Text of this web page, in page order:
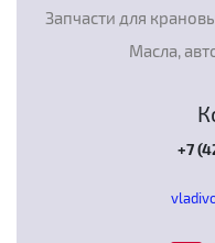
Запчасти для
Масла,
+7